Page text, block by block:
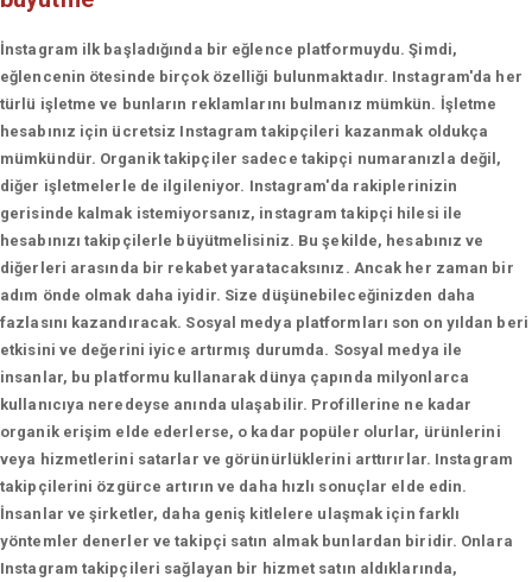
İnstagram ilk başladığında bir eğlence platformuydu. Şimdi,
eğlencenin ötesinde birçok özelliği bulunmaktadır. Instagram'da her
türlü işletme ve bunların reklamlarını bulmanız mümkün. İşletme
hesabınız için ücretsiz Instagram takipçileri kazanmak oldukça
mümkündür. Organik takipçiler sadece takipçi numaranızla değil,
diğer işletmelerle de ilgileniyor. Instagram'da rakiplerinizin
gerisinde kalmak istemiyorsanız, instagram takipçi hilesi ile
hesabınızı takipçilerle büyütmelisiniz. Bu şekilde, hesabınız ve
diğerleri arasında bir rekabet yaratacaksınız. Ancak her zaman bir
adım önde olmak daha iyidir. Size düşünebileceğinizden daha
fazlasını kazandıracak. Sosyal medya platformları son on yıldan beri
etkisini ve değerini iyice artırmış durumda. Sosyal medya ile
insanlar, bu platformu kullanarak dünya çapında milyonlarca
kullanıcıya neredeyse anında ulaşabilir. Profillerine ne kadar
organik erişim elde ederlerse, o kadar popüler olurlar, ürünlerini
veya hizmetlerini satarlar ve görünürlüklerini arttırırlar. Instagram
takipçilerini özgürce artırın ve daha hızlı sonuçlar elde edin.
İnsanlar ve şirketler, daha geniş kitlelere ulaşmak için farklı
yöntemler denerler ve takipçi satın almak bunlardan biridir. Onlara
Instagram takipçileri sağlayan bir hizmet satın aldıklarında,